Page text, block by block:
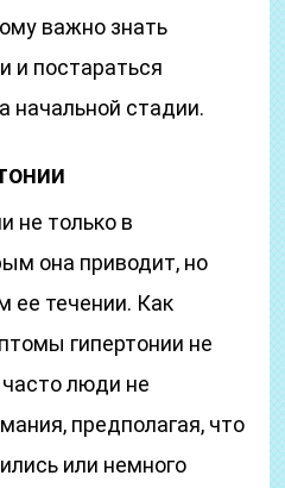
важно знать
и постараться
начальной стадии.
не только в
она приводит, но
ее течении. Как
гипертонии не
люди не
предполагая, что
или немного